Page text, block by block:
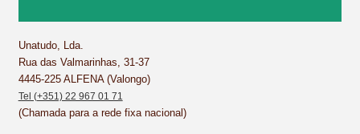
o
k
e
s
t
I
p
Unatudo, Lda.
Rua das Valmarinhas, 31-37
4445-225 ALFENA (Valongo)
Tel (+351) 22 967 01 71
(Chamada para a rede fixa nacional)